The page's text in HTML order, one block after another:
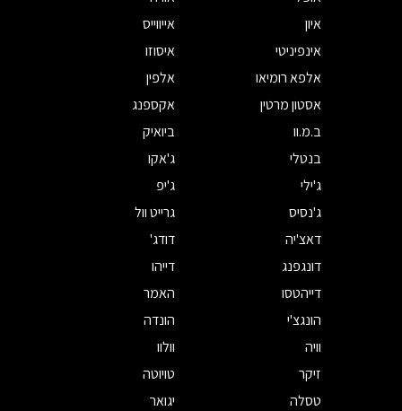
איון
אייווייס
אינפיניטי
איסוזו
אלפא רומיאו
אלפין
אסטון מרטין
אקספנג
ב.מ.וו
ביואיק
בנטלי
ג'אקו
ג'ילי
ג'יפ
ג'נסיס
גרייט וול
דאצ'יה
דודג'
דונגפנג
דייהו
דייהטסו
האמר
הונגצ'י
הונדה
וויה
וולוו
זיקר
טויוטה
טסלה
יגואר